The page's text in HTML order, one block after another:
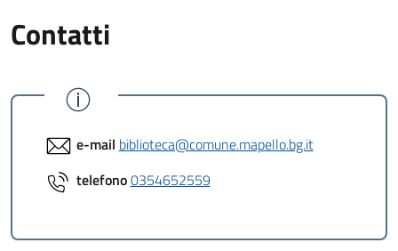
Contatti
e-mail biblioteca@comune.mapello.bg.it
telefono0354652559